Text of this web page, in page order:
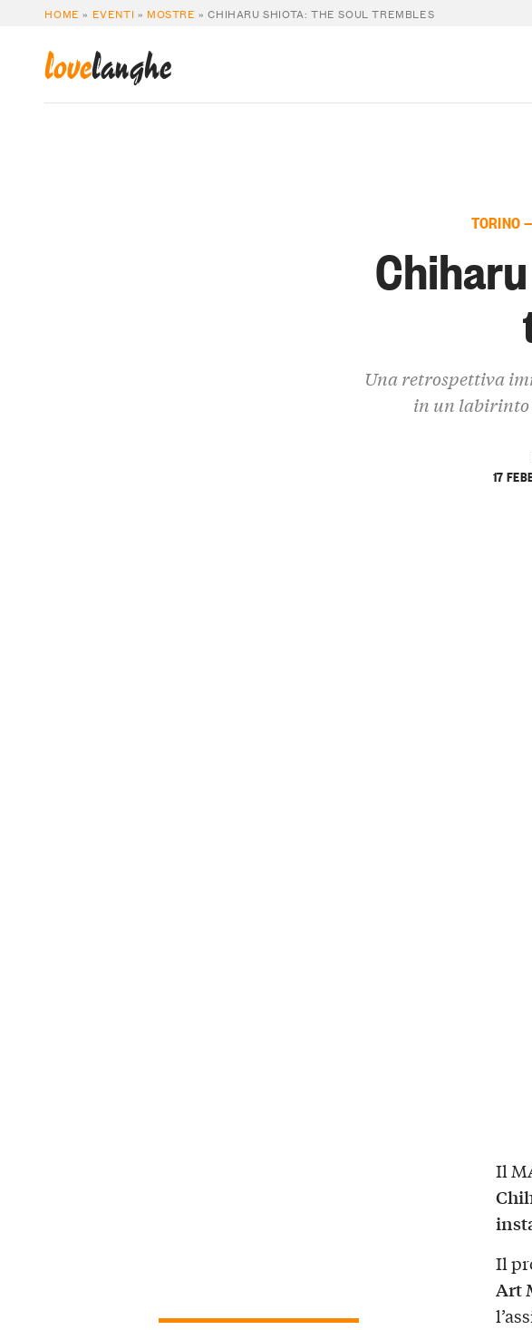
HOME » EVENTI » MOSTRE »CHIHARU SHIOTA: THE SOUL TREMBLES
lovelanghe
TORINO
Una retrospettiva
in un labirinto
17
Il
Il
Art